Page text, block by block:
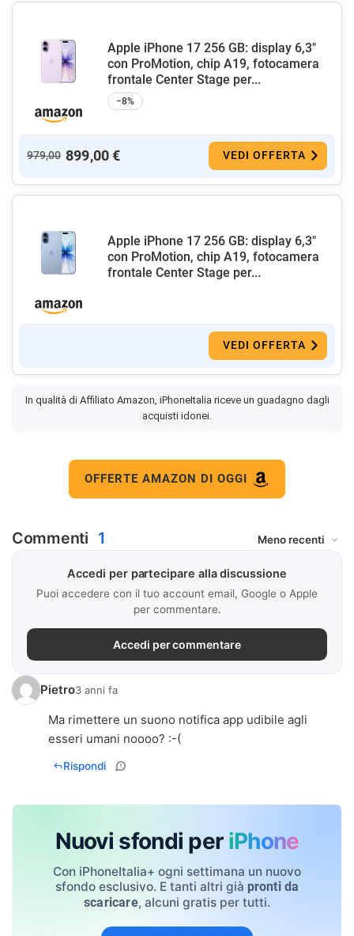
Apple iPhone 17 256 GB: display 6,3"
con ProMotion, chip A19, fotocamera
frontale Center Stage per...
−8%
979,00 899,00 € VEDI OFFERTA
Apple iPhone 17 256 GB: display 6,3"
con ProMotion, chip A19, fotocamera
frontale Center Stage per...
VEDI OFFERTA
In qualità di Affiliato Amazon, iPhoneItalia riceve un guadagno dagli
acquisti idonei.
OFFERTE AMAZON DI OGGI
Commenti 1
Accedi per partecipare alla discussione
Puoi accedere con il tuo account email, Google o Apple
per commentare.
Accedi per commentare
Pietro3 anni fa
Ma rimettere un suono notifica app udibile agli
esseri umani noooo? :-(
Rispondi
Nuovi sfondi per iPhone
Con iPhoneItalia+ ogni settimana un nuovo
sfondo esclusivo. E tanti altri già pronti da
scaricare, alcuni gratis per tutti.